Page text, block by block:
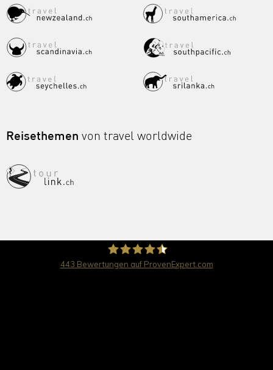
Reisethemen von travel worldwide
443 Bewertungen auf ProvenExpert.com